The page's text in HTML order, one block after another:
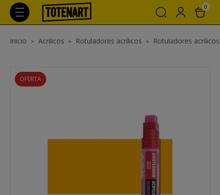
0
Inicio Acrilicos Rotuladores acrílicos Rotuladores
OFERTA